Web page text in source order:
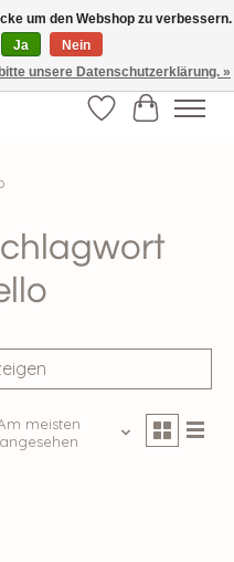
and Happiness √Exklusiv und
lasting fashion
Wunschzettel
Ihr
meisten
angesehen
um den Webshop zu verbessern.
Ja
Nein
unsere Datenschutzerklärung. »